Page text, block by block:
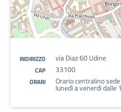
INDIRIZZO via Diaz 60 Udine
CAP 33100
ORARI Orario centralino
lunedì a venerdì dalle